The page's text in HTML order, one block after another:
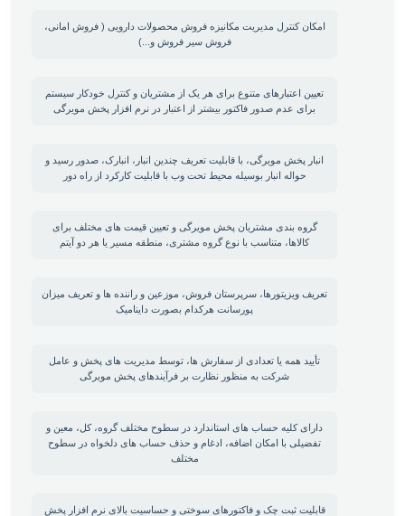
امکان کنترل مدیریت مکانیزه فروش محصولات دارویی ( فروش امانی،
فروش سیر فروش و...)
تعیین اعتبارهای متنوع برای هر یک از مشتریان و کنترل خودکار سیستم
برای عدم صدور فاکتور بیشتر از اعتبار در نرم افزار پخش مویرگی
انبار پخش مویرگی، با قابلیت تعریف چندین انبار، انبارک، صدور رسید و
حواله انبار بوسیله محیط تحت وب با قابلیت کارکرد از راه دور
گروه بندی مشتریان پخش مویرگی و تعیین قیمت های مختلف برای
کالاها، متناسب با نوع گروه مشتری، منطقه مسیر یا هر دو آیتم
تعریف ویزیتورها، سرپرستان فروش، موزعین و راننده ها و تعریف میزان
پورسانت هرکدام بصورت داینامیک
تأیید همه یا تعدادی از سفارش ها، توسط مدیریت های پخش و عامل
شرکت به منظور نظارت بر فرآیندهای پخش مویرگی
دارای کلیه حساب های استاندارد در سطوح مختلف گروه، کل، معین و
تفضیلی با امکان اضافه، ادغام و حذف حساب های دلخواه در سطوح
مختلف
قابلیت ثبت چک‏ و فاکتورهای سوختی و حساسیت بالای نرم افزار پخش